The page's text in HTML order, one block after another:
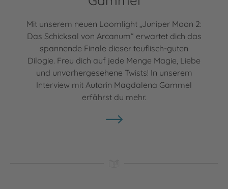
Mit unserem neuen Loomlight „Juniper Moon 2:
Das Schicksal von Arcanum“ erwartet dich das
spannende Finale dieser teuflisch-guten
Dilogie. Freu dich auf jede Menge Magie, Liebe
und unvorhergesehene Twists! In unserem
Interview mit Autorin Magdalena Gammel
erfährst du mehr.